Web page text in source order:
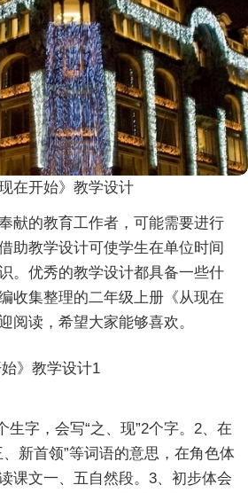
在开始》教学设计
献的教育工作者，可能需要进行
助教学设计可使学生在单位时间
。优秀的教学设计都具备一些什
收集整理的二年级上册《从现在
阅读，希望大家能够喜欢。
》教学设计1
生字，会写“之、现”2个字。2、在
新首领”等词语的意思，在角色体
课文一、五自然段。3、初步体会